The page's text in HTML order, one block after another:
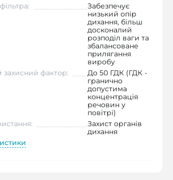
Забезпечує
низький опір
дихання, більш
досконалий
розподіл ваги та
збалансоване
прилягання
виробу
захисний фактор:
До 50 ГДК (ГДК -
гранично
допустима
концентрація
речовин у
повітрі)
Захист органів
дихання